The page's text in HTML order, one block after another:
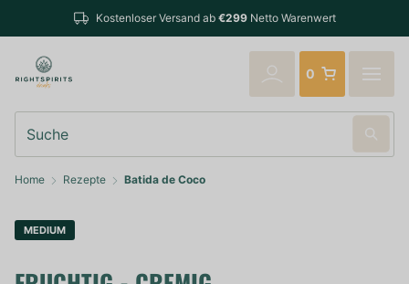
€299Netto Warenwert
verschickt
0
Home Rezepte Batida de Coco
MEDIUM